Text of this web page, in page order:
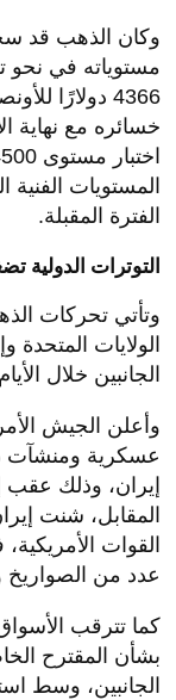
وكان الذهب قد
مستوياته في نحو
4366 دولارًا
خسائره مع نهاية
المستويات
الفترة المقبلة.
التوترات الدولية
وتأتي تحركات
الولايات المتحدة
الجانبين خلال
وأعلن الجيش
عسكرية ومنشآت
إيران، وذلك
المقابل، شنت
القوات
عدد من الصواريخ
كما تترقب
بشأن المقترح
الجانبين، وسط